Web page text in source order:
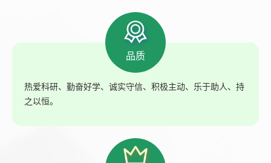
品质
热爱科研、勤奋好学、诚实守信、积极主动、乐于助人、持
之以恒。